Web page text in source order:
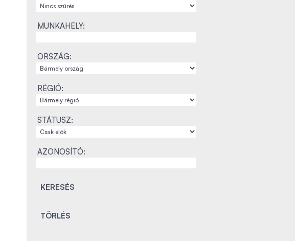
MUNKAHELY:
ORSZÁG:
RÉGIÓ:
STÁTUSZ:
AZONOSÍTÓ: